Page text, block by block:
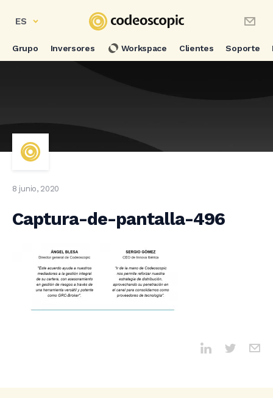
ES
Grupo Inversores Workspace Clientes Soporte
8 junio, 2020
Captura-de-pantalla-496